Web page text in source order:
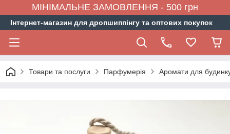
МІНІМАЛЬНЕ ЗАМОВЛЕННЯ - 500 грн
Інтернет-магазин для дропшиппінгу та оптових покупок
Товари та послуги Парфумерія Аромати для